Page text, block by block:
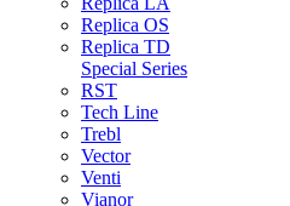
Replica OS
Replica TD
Special Series
RST
Tech Line
Trebl
Vector
Venti
Vianor